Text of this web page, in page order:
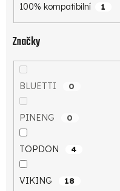
100% kompatibilní 1
Značky
BLUETTI 0
PINENG 0
TOPDON 4
VIKING 18